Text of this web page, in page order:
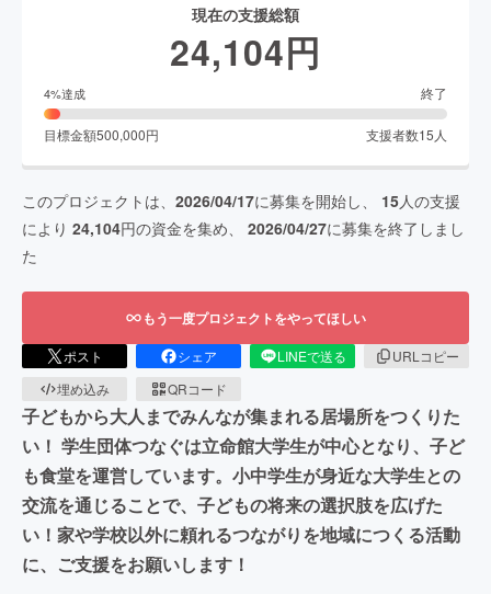
現在の支援総額
24,104円
4%達成 終了
目標金額500,000円 支援者数15 人
このプロジェクトは、 2026/04/17に募集を開始し、 15人の支援
により 24,104円の資金を集め、 2026/04/27に募集を終了しまし
た
もう一度プロジェクトをやってほしい
ポスト シェア LINEで送る
URLコピー
埋め込み
QRコード
子どもから大人までみんなが集まれる居場所をつくりた
い！ 学生団体つなぐは立命館大学生が中心となり、子ど
も食堂を運営しています。小中学生が身近な大学生との
交流を通じることで、子どもの将来の選択肢を広げた
い！家や学校以外に頼れるつながりを地域につくる活動
に、ご支援をお願いします！